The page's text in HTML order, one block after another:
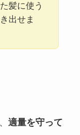
髪に使う
出せま
適量を守って